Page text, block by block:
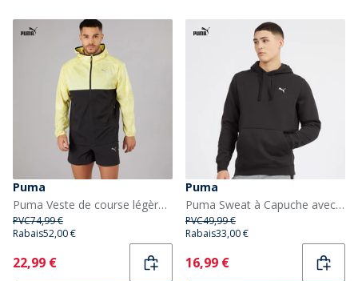
Puma
Puma Veste de course légère homme, motif marbre Noir/Jaune
PVC74,99 €
Rabais52,00 €
Current
22,99 €
Puma
Puma Sweat à Capuche avec petit logo Essentials Puma Noir homme
PVC49,99 €
Rabais33,00 €
Current
16,99 €